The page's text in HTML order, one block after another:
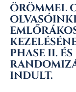
ÖRÖMMEL
PHASE II.
INDULT.